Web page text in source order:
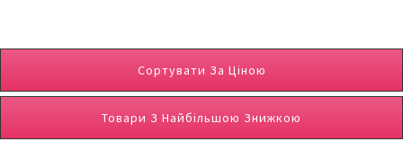
Сортувати За Ціною
Товари З Найбільшою Знижкою